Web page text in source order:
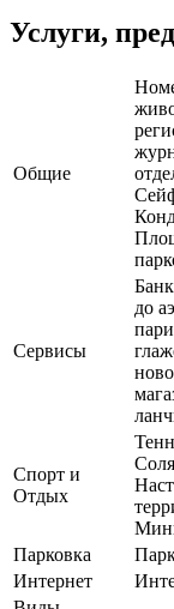
Услуги,
Общие
Сервисы
до
Спорт и
Отдых
Парковка
Интернет